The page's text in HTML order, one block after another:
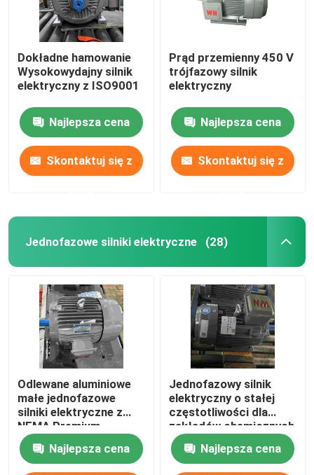
Dokładne hamowanie
Wysokowydajny silnik
elektryczny z ISO9001
Najlepsza cena
Skontaktuj się z
Prąd przemienny 450 V
trójfazowy silnik
elektryczny
Najlepsza cena
Skontaktuj się z
Jednofazowe silniki elektryczne (28)
Odlewane aluminiowe
małe jednofazowe
silniki elektryczne z
NEMA Premium
Najlepsza cena
Jednofazowy silnik
elektryczny o stałej
częstotliwości dla
zakładów chemicznych
z CE
Najlepsza cena